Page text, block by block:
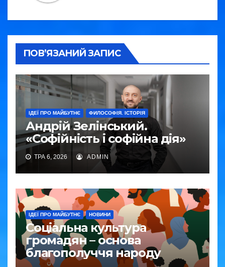
ПОВ’ЯЗАНИЙ ЗАПИС
ІДЕЇ ПРО МАЙБУТНЄ ФИЛОСОФІЯ. ІСТОРІЯ
Андрій Зелінський.
«Софійність і софійна дія»
ТРА 6, 2026 ADMIN
ІДЕЇ ПРО МАЙБУТНЄ НОВИНИ
Соціальна культура
громадян – основа
благополуччя народу